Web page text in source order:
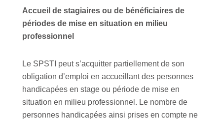
Accueil de stagiaires ou de bénéficiaires de
périodes de mise en situation en milieu
professionnel
Le SPSTI peut s’acquitter partiellement de son
obligation d’emploi en accueillant des personnes
handicapées en stage ou période de mise en
situation en milieu professionnel. Le nombre de
personnes handicapées ainsi prises en compte ne